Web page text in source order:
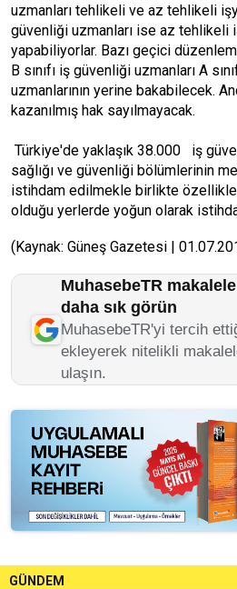
uzmanları tehlikeli ve az tehlikeli
güvenliği uzmanları ise az tehlikeli
yapabiliyorlar. Bazı geçici
B sınıfı iş güvenliği uzmanları A
uzmanlarının yerine bakabilecek.
kazanılmış hak sayılmayacak.
Türkiye'de yaklaşık 38.000 iş
sağlığı ve güvenliği bölümlerinin
istihdam edilmekle birlikte özellikle
olduğu yerlerde yoğun olarak
(Kaynak: Güneş Gazetesi |
MuhasebeTR
daha sık görün
MuhasebeTR'yi tercih
ekleyerek nitelikli
ulaşın.
GÜNDEM